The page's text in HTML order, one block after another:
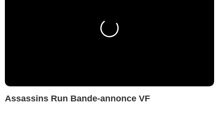
Assassins Run Bande-annonce VF